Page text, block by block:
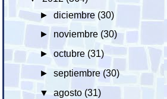
► diciembre (30)
► noviembre (30)
► octubre (31)
► septiembre(30)
▼ agosto (31)